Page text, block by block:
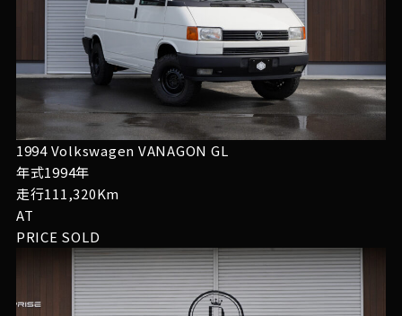
1994 Volkswagen VANAGON GL
年式1994年
走行111,320Km
AT
PRICE SOLD